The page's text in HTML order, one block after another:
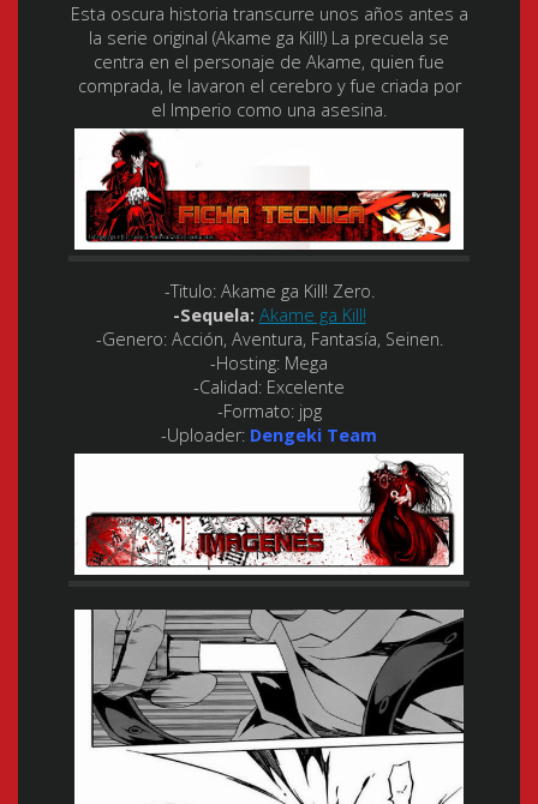
Esta oscura historia transcurre unos años antes a
la serie original (Akame ga Kill!) La precuela se
centra en el personaje de Akame, quien fue
comprada, le lavaron el cerebro y fue criada por
el Imperio como una asesina.
-Titulo:Akame ga Kill! Zero.
-Sequela: Akame ga Kill!
-Genero:Acción, Aventura, Fantasía, Seinen.
-Hosting: Mega
-Calidad: Excelente
-Formato:jpg
-Uploader: Dengeki Team